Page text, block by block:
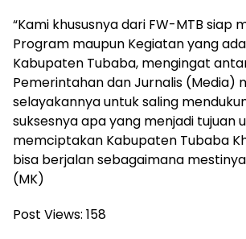
“Kami khususnya dari FW-MTB siap
Program maupun Kegiatan yang ada
Kabupaten Tubaba, mengingat
Pemerintahan dan Jurnalis (Media)
selayakannya untuk saling
suksesnya apa yang menjadi tujuan
memciptakan Kabupaten Tubaba
bisa berjalan sebagaimana
(MK)
Post Views: 158